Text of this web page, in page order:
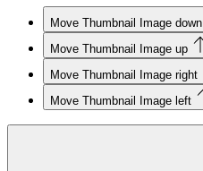
Move Thumbnail Image down
Move Thumbnail Image up
Move Thumbnail Image right
Move Thumbnail Image left